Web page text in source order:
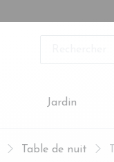
Jardin
Table de nuit